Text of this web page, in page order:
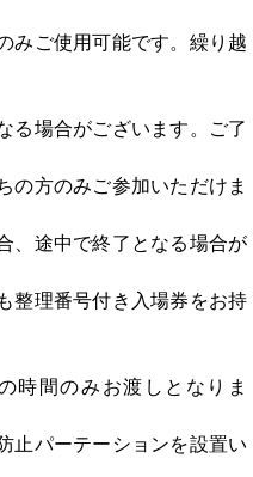
みご使用可能です。繰り越
る場合がございます。ご了
の方のみご参加いただけま
、途中で終了となる場合が
整理番号付き入場券をお持
時間のみお渡しとなりま
止パーテーションを設置い